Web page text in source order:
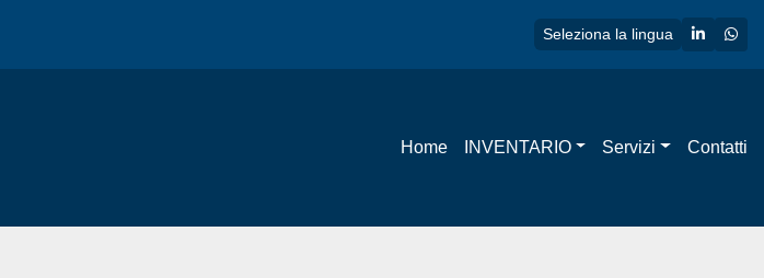
Seleziona la lingua linkedin
Home INVENTARIO Servizi Contatti